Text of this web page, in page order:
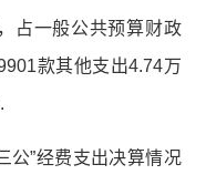
占一般公共预算财政
款其他支出4.74万
公”经费支出决算情况